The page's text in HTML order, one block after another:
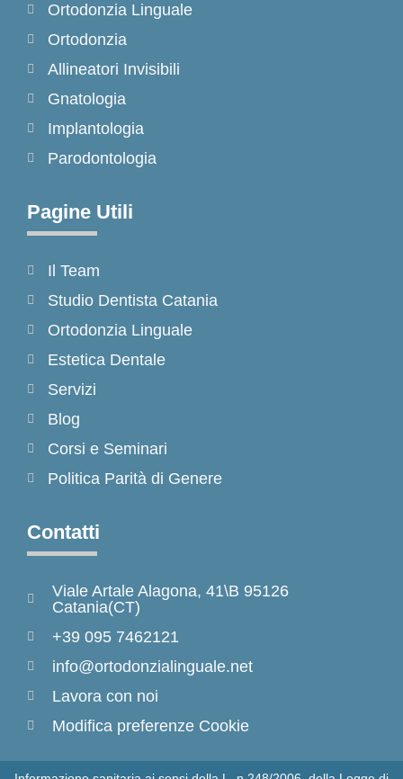
o
k
-
f
r
a
m
Ortodonzia Linguale
Ortodonzia
Allineatori Invisibili
Gnatologia
Implantologia
Parodontologia
Pagine Utili
Il Team
Studio Dentista Catania
Ortodonzia Linguale
Estetica Dentale
Servizi
Blog
Corsi e Seminari
Politica Parità di Genere
Contatti
Viale Artale Alagona, 41\B 95126
Catania(CT)
+39 095 7462121
info@ortodonzialinguale.net
Lavora con noi
Modifica preferenze Cookie